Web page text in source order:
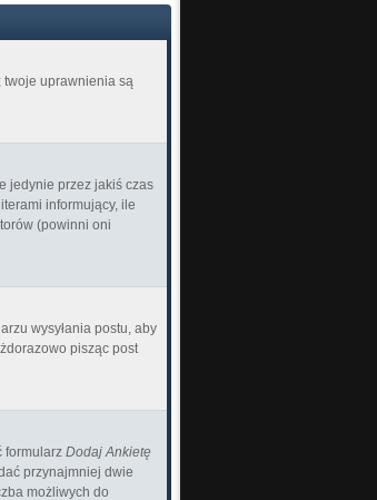
twoje uprawnienia są
jedynie przez jakiś czas
informujący, ile
(powinni oni
wysyłania postu, aby
pisząc post
formularz Dodaj Ankietę
przynajmniej dwie
możliwych do